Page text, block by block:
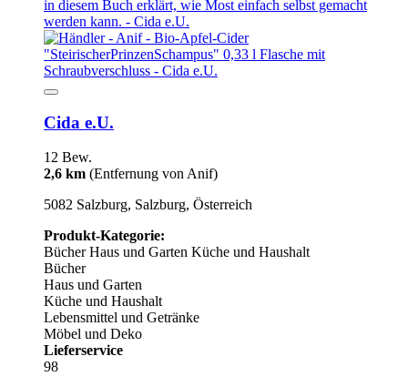
Cida e.U.
12 Bew.
2,6 km (Entfernung von Anif)
5082 Salzburg, Salzburg, Österreich
Produkt-Kategorie:
BücherHaus und Garten Küche und Haushalt
Bücher
Haus und Garten
Küche und Haushalt
Lebensmittel und Getränke
Möbel und Deko
Lieferservice
98